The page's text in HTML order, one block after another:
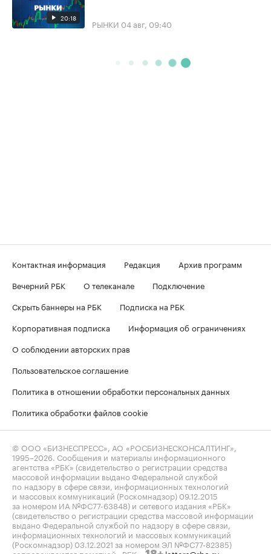
20:18 РЫНКИ 04 авг, 09:40
Контактная информация Редакция
Архив программ
Вечерний РБК
О телеканале
Подключение
Скрыть баннеры на РБК
Подписка на РБК
Корпоративная подписка
Информация об ограничениях
О соблюдении авторских прав
Пользовательское соглашение
Политика в отношении обработки персональных данных
Политика обработки файлов cookie
© ООО «БИЗНЕСПРЕСС», АО «РОСБИЗНЕСКОНСАЛТИНГ»,
1995–2026 . Сообщения и материалы информационного
агентства «РБК» (свидетельство о регистрации средства
массовой информации выдано Федеральной службой
по надзору в сфере связи, информационных технологий
и массовых коммуникаций (Роскомнадзор) 09.12.2015
за номером ИА №ФС77-63848) и сетевого издания «РБК»
(свидетельство о регистрации средства массовой информации
выдано Федеральной службой по надзору в сфере связи,
информационных технологий и массовых коммуникаций
(Роскомнадзор) 03.12.2021 за номером ЭЛ №ФС77-82385)